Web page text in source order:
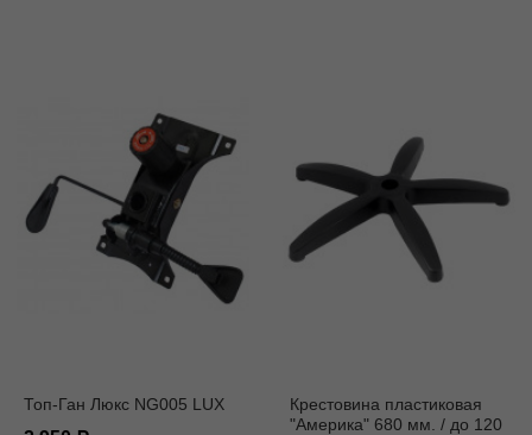
Топ-Ган Люкс NG005 LUX
Крестовина пластиковая
"Америка" 680 мм. / до 120